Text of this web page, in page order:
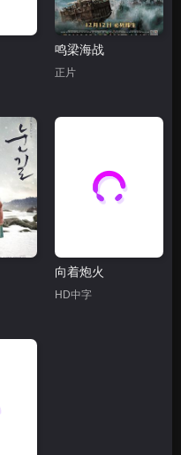
鸣梁海战
正片
向着炮火
HD中字